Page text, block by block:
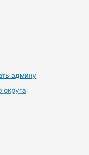
админу
округа